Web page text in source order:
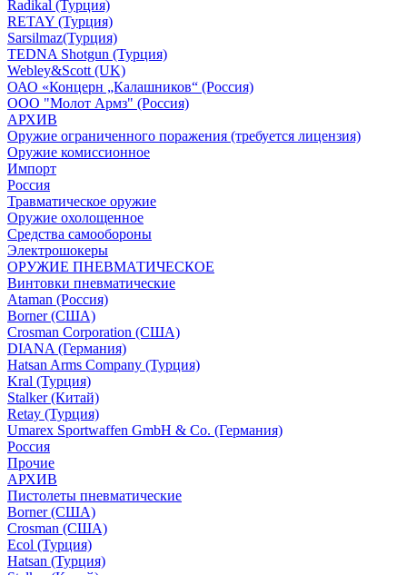
Radikal (Турция)
RETAY (Турция)
Sarsilmaz(Турция)
TEDNA Shotgun (Турция)
Webley&Scott (UK)
ОАО «Концерн „Калашников“ (Россия)
ООО "Молот Армз" (Россия)
АРХИВ
Оружие ограниченного поражения (требуется лицензия)
Оружие комиссионное
Импорт
Россия
Травматическое оружие
Оружие охолощенное
Средства самообороны
Электрошокеры
ОРУЖИЕ ПНЕВМАТИЧЕСКОЕ
Винтовки пневматические
Ataman (Россия)
Borner (США)
Crosman Corporation (США)
DIANA (Германия)
Hatsan Arms Company (Турция)
Kral (Турция)
Stalker (Китай)
Retay (Турция)
Umarex Sportwaffen GmbH & Co. (Германия)
Россия
Прочие
АРХИВ
Пистолеты пневматические
Borner (США)
Crosman (США)
Ecol (Турция)
Hatsan (Турция)